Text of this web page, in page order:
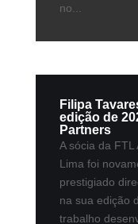
no...
Filipa
edição de
Partners
A sócia da FTL
Lima foi
prestigiado
na sua edição
trabalho